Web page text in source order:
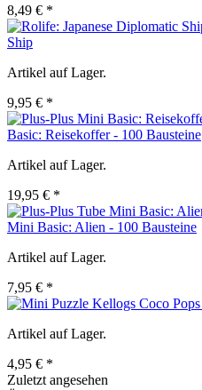
8,49 € *
Ship
Artikel auf Lager.
9,95 € *
Basic: Reisekoffer - 100 Bausteine
Artikel auf Lager.
19,95 € *
Mini Basic: Alien - 100 Bausteine
Artikel auf Lager.
7,95 € *
Artikel auf Lager.
4,95 € *
Zuletzt angesehen